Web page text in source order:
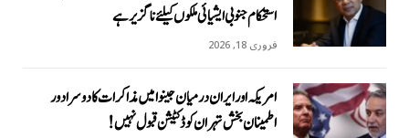
استحکام جنوبی ایشیائی ملکوں کیلئے ناگزیر ہے
فروری 18, 2026
امریکہ اور ایران درمیان جینوا میں مذاکرات کا دوسرا دور
اطمینان بخش تہران کو ڈکٹیشن قبول نہیں!